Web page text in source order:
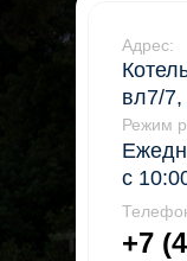
+7
Адрес:
вл7/
Режим
с